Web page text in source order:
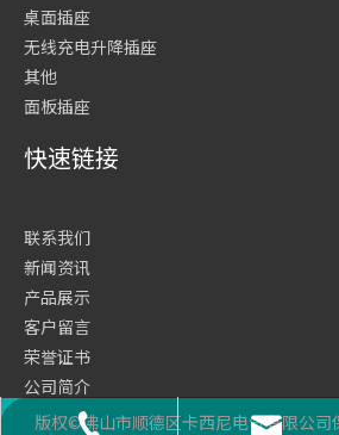
桌面插座
无线充电升降插座
其他
面板插座
座机号码
邮箱
二维码
快速链接
联系我们
新闻资讯
产品展示
客户留言
荣誉证书
公司简介
网站首页
版权©佛山市顺德区卡西尼电气有限公